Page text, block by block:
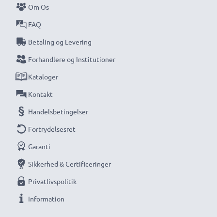
Om Os
FAQ
Betaling og Levering
Forhandlere og Institutioner
Kataloger
Kontakt
Handelsbetingelser
Fortrydelsesret
Garanti
Sikkerhed & Certificeringer
Privatlivspolitik
Information